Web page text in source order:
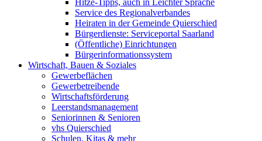
Hitze-Tipps, auch in Leichter Sprache
Service des Regionalverbandes
Heiraten in der Gemeinde Quierschied
Bürgerdienste: Serviceportal Saarland
(Öffentliche) Einrichtungen
Bürgerinformationssystem
Wirtschaft, Bauen & Soziales
Gewerbeflächen
Gewerbetreibende
Wirtschaftsförderung
Leerstandsmanagement
Seniorinnen & Senioren
vhs Quierschied
Schulen, Kitas & mehr